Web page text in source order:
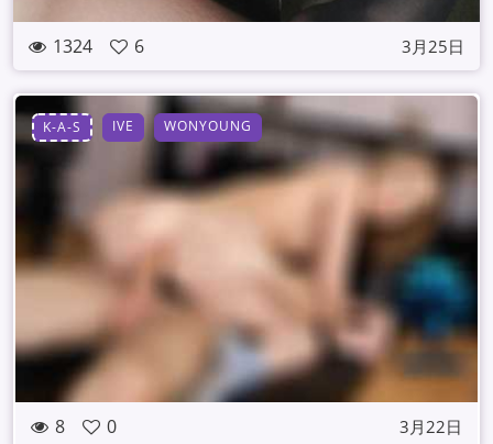
1324 6 3月25日
K-A-S IVE WONYOUNG
8 0 3月22日